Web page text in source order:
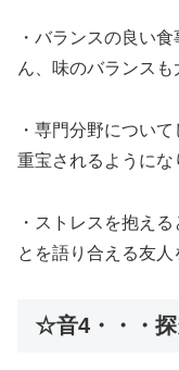
・バランスの良い
ん、味のバランスも
・専門分野につい
重宝されるようにな
・ストレスを抱え
とを語り合える友人
☆音4・・・